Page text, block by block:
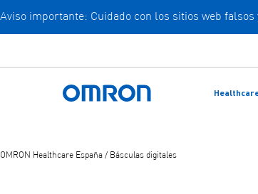
Ir
contenido
principal
Aviso importante: Cuidado con los sitios web
Volver a la página de inicio
OMRON Healthcare España / Básculas digitales